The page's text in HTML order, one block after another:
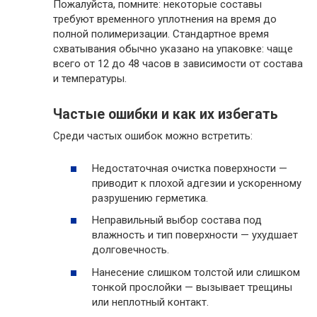
Пожалуйста, помните: некоторые составы
требуют временного уплотнения на время до
полной полимеризации. Стандартное время
схватывания обычно указано на упаковке: чаще
всего от 12 до 48 часов в зависимости от состава
и температуры.
Частые ошибки и как их избегать
Среди частых ошибок можно встретить:
Недостаточная очистка поверхности —
приводит к плохой адгезии и ускоренному
разрушению герметика.
Неправильный выбор состава под
влажность и тип поверхности — ухудшает
долговечность.
Нанесение слишком толстой или слишком
тонкой прослойки — вызывает трещины
или неплотный контакт.